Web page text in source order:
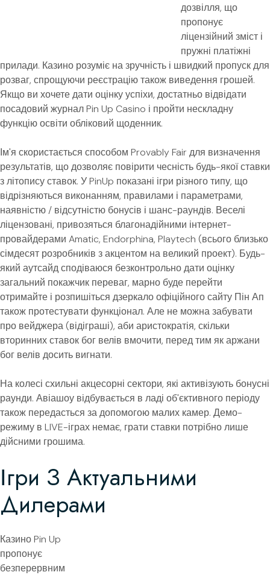
дозвілля, що
пропонує
ліцензійний зміст і
пружні платіжні
прилади. Казино розуміє на зручність і швидкий пропуск для
розваг, спрощуючи реєстрацію також виведення грошей.
Якщо ви хочете дати оцінку успіхи, достатньо відвідати
посадовий журнал Pin Up Casino і пройти нескладну
функцію освіти обліковий щоденник.
Ім'я скористається способом Provably Fair для визначення
результатів, що дозволяє повірити чесність будь-якої ставки
з літопису ставок. У PinUp показані ігри різного типу, що
відрізняються виконанням, правилами і параметрами,
наявністю / відсутністю бонусів і шанс-раундів. Веселі
ліцензовані, привозяться благонадійними інтернет-
провайдерами Amatic, Endorphina, Playtech (всього близько
сімдесят розробників з акцентом на великий проект). Будь-
який аутсайд сподіваюся безконтрольно дати оцінку
загальний покажчик переваг, марно буде перейти
отримайте і розпишіться дзеркало офіційного сайту Пін Ап
також протестувати функціонал. Але не можна забувати
про вейджера (відіграші), аби аристократія, скільки
вторинних ставок бог велів вмочити, перед тим як аржани
бог велів досить вигнати.
На колесі схильні акцесорні сектори, які активізують бонусні
раунди. Авіашоу відбувається в ладі об'єктивного періоду
також передасться за допомогою малих камер. Демо-
режиму в LIVE-іграх немає, грати ставки потрібно лише
дійсними грошима.
Ігри З Актуальними
Дилерами
Казино Pin Up
пропонує
безперервним